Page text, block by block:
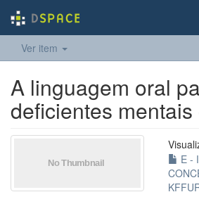
Ver item
A linguagem oral
deficientes
E -